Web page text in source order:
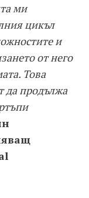
ми
цикъл
и
от него
. Това
да продължа